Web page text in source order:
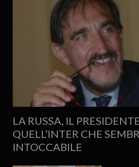
LA RUSSA, IL
QUELL’INTER CHE
INTOCCABILE